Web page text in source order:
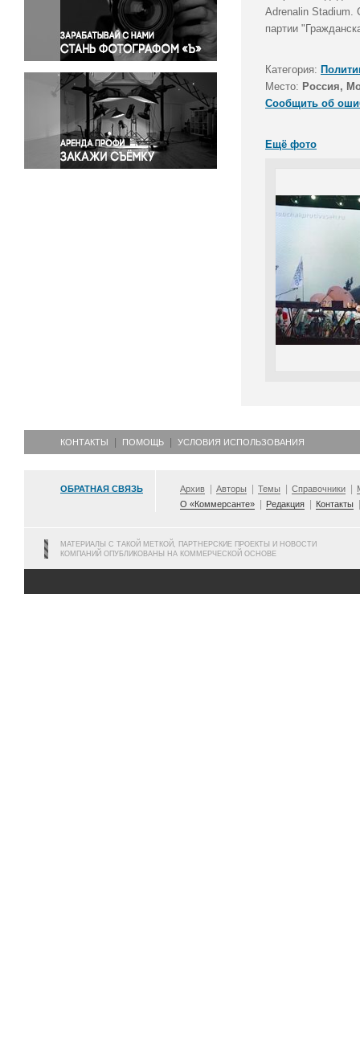
Правосудие
Происшествия и конфликты
Религия
Светская жизнь
Спорт
Экология
Экономика и бизнес
Adrenalin Stadium.
партии
Категория:
Место: Россия,
Сообщить об
Ещё фото
КОНТАКТЫ ПОМОЩЬ УСЛОВИЯ ИСПОЛЬЗОВАНИЯ
ОБРАТНАЯ СВЯЗЬ Архив Авторы Темы Справочники
О «Коммерсанте»
Редакция Контакты
МАТЕРИАЛЫ С ТАКОЙ МЕТКОЙ, ПАРТНЕРСКИЕ ПРОЕКТЫ И НОВОСТИ
КОМПАНИЙ ОПУБЛИКОВАНЫ НА КОММЕРЧЕСКОЙ ОСНОВЕ